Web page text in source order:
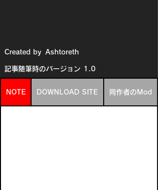
Created by Ashtoreth
記事随筆時のバージョン 1.0
NOTE DOWNLOAD SITE 同作者のMod